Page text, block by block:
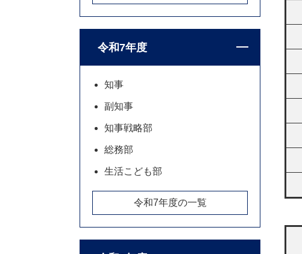
令和7年度
知事
副知事
知事戦略部
総務部
生活こども部
令和7年度の一覧